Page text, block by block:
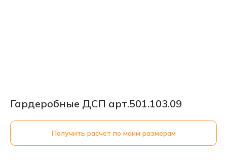
Гардеробные ДСП арт.501.103.09
Получить расчет по моим размерам